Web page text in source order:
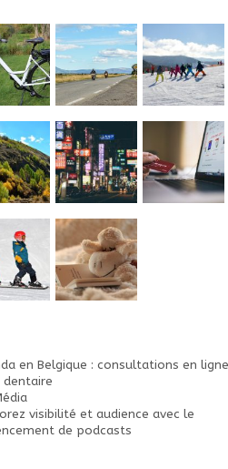
en Belgique : consultations en ligne
dentaire
visibilité et audience avec le
de podcasts